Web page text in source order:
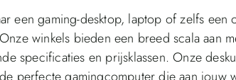
een gaming-desktop, laptop of zelfs een
winkels bieden een breed scala aan
specificaties en prijsklassen. Onze
perfecte gamingcomputer die aan jouw